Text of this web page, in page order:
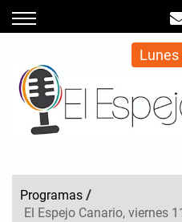
Lunes
Programas /
El Espejo Canario, viernes